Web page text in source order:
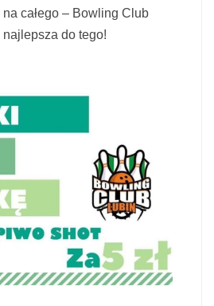
całego – Bowling Club
do tego!